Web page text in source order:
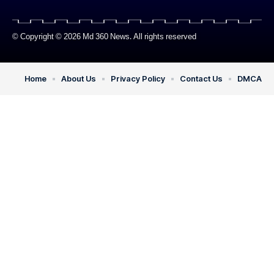
© Copyright © 2026 Md 360 News. All rights reserved
Home About Us Privacy Policy Contact Us DMCA